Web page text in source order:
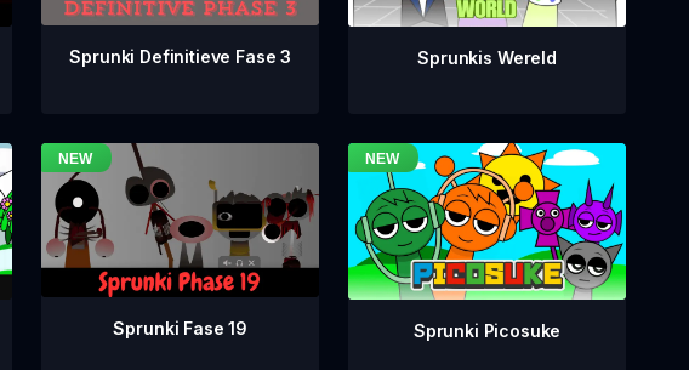
Sprunki Definitieve Fase 3 Sprunkis Wereld
Sprunki Fase 19 Sprunki Picosuke